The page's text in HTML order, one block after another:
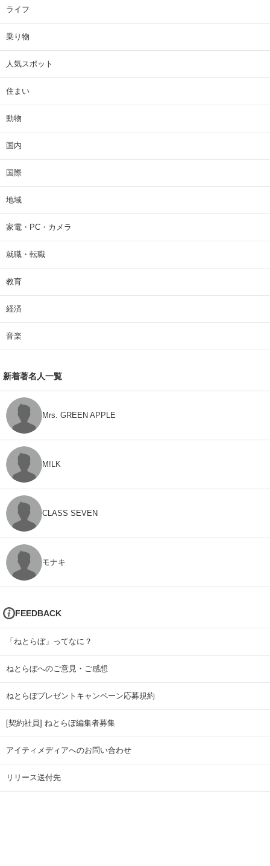
ライフ
乗り物
人気スポット
住まい
動物
国内
国際
地域
家電・PC・カメラ
就職・転職
教育
経済
音楽
新着著名人一覧
Mrs. GREEN APPLE
M!LK
CLASS SEVEN
モナキ
FEEDBACK
「ねとらぼ」ってなに？
ねとらぼへのご意見・ご感想
ねとらぼプレゼントキャンペーン応募規約
[契約社員] ねとらぼ編集者募集
アイティメディアへのお問い合わせ
リリース送付先